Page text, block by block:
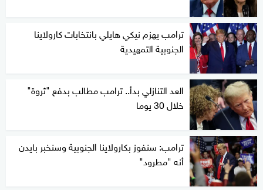
ترامب يهزم نيكي هايلي بانتخابات كارولاينا
الجنوبية التمهيدية
العد التنازلي بدأ.. ترامب مطالب بدفع "ثروة"
خلال 30 يوما
ترامب: سنفوز بكارولاينا الجنوبية وسنخبر بايدن
أنه "مطرود"